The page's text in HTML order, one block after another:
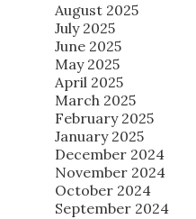
August 2025
July 2025
June 2025
May 2025
April 2025
March 2025
February 2025
January 2025
December 2024
November 2024
October 2024
September 2024